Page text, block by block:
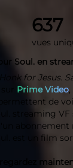
637
vues
Soul. en
Honk for Jesus.
Prime Video
de
streaming VF
abonnement
est un film
regardez